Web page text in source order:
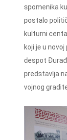
spomenika
postalo
kulturni
koji je u
despot Đurađ
predstavlja
vojnog